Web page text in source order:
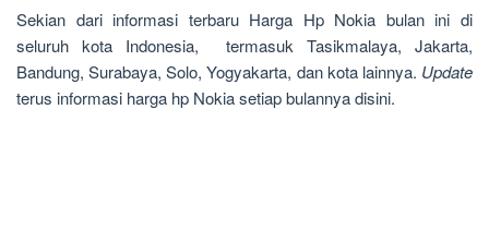
Sekian dari informasi terbaru Harga Hp Nokia bulan ini di
seluruh kota Indonesia, termasuk Tasikmalaya, Jakarta,
Bandung, Surabaya, Solo, Yogyakarta, dan kota lainnya. Update
terus informasi harga hp Nokia setiap bulannya disini.